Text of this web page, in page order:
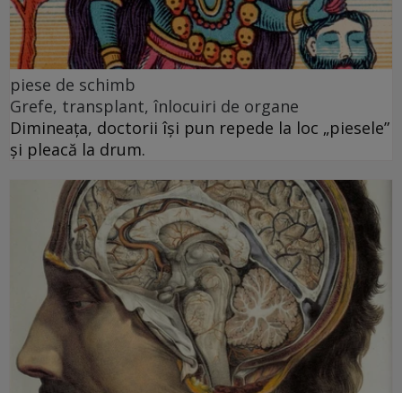
piese de schimb
Grefe, transplant, înlocuiri de organe
Dimineața, doctorii își pun repede la loc „piesele”
și pleacă la drum.